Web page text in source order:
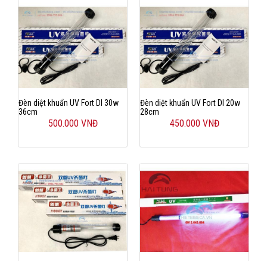
Đèn diệt khuẩn UV Fort DI 30w
36cm
500.000 VNĐ
Đèn diệt khuẩn UV Fort DI 20w
28cm
450.000 VNĐ